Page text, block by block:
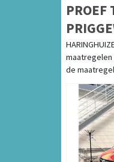
PROEF
EN
maatregelen
de